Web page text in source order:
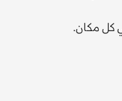
كل مكان.